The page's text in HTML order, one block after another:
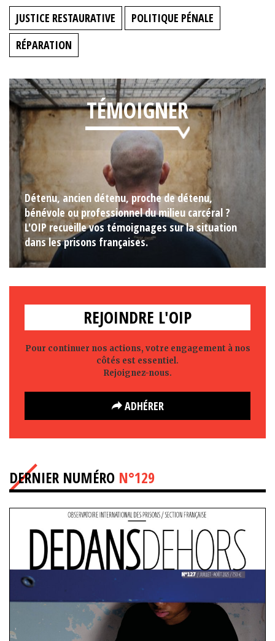
JUSTICE RESTAURATIVE
POLITIQUE PÉNALE
RÉPARATION
TÉMOIGNER
Détenu, ancien détenu, proche de détenu,
bénévole ou professionnel du milieu carcéral ?
L'OIP recueille vos témoignages sur la situation
dans les prisons françaises.
REJOINDRE L'OIP
Pour continuer nos actions, votre engagement à nos
côtés est essentiel.
Rejoignez-nous.
ADHÉRER
DERNIER NUMÉRO N°129